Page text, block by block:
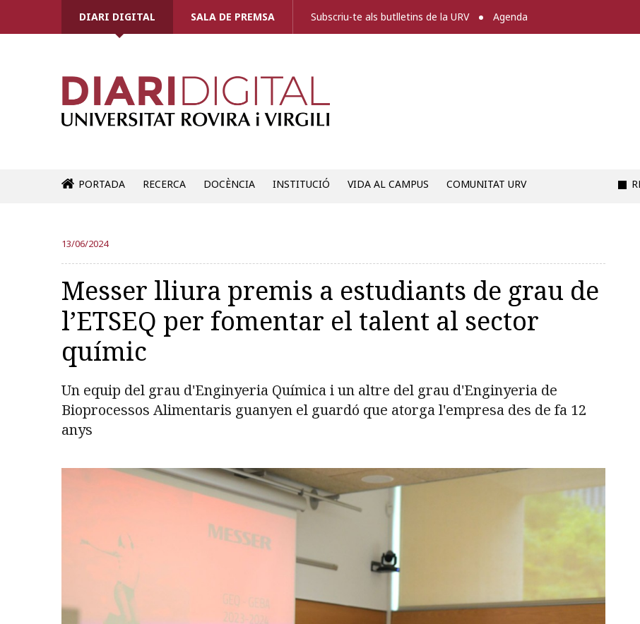
DIARI DIGITAL SALA DE PREMSA Subscriu-te als butlletins de la URV Agenda
PORTADA RECERCA DOCÈNCIA INSTITUCIÓ VIDA AL CAMPUS COMUNITAT URV
13/06/2024
Messer lliura premis a estudiants de grau de
l’ETSEQ per fomentar el talent al sector
químic
Un equip del grau d'Enginyeria Química i un altre del grau d'Enginyeria de
Bioprocessos Alimentaris guanyen el guardó que atorga l'empresa des de fa 12
anys